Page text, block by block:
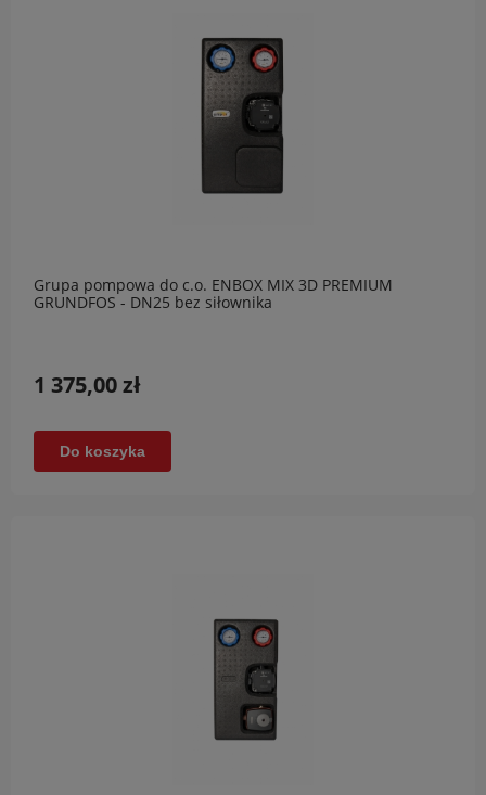
Grupa pompowa do c.o. ENBOX MIX 3D PREMIUM
GRUNDFOS - DN25 bez siłownika
1 375,00 zł
Do koszyka